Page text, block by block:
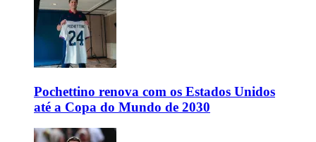
Pochettino renova com os Estados Unidos
até a Copa do Mundo de 2030